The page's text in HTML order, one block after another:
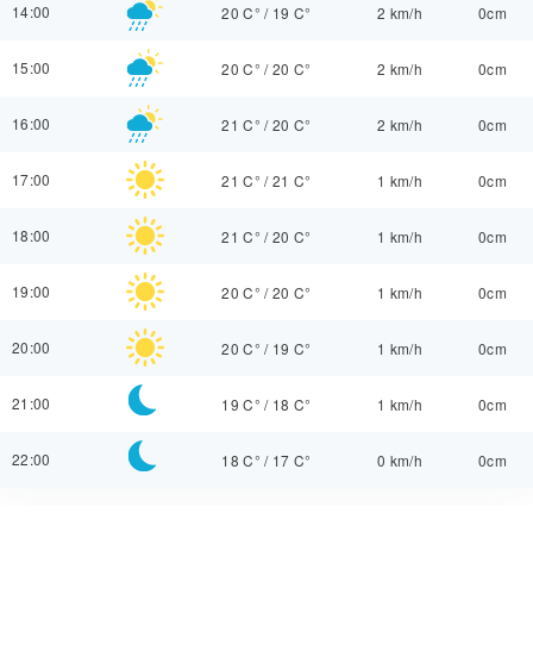
14:00 20 C° / 19 C° 2 km/h 0cm
15:00 20 C° /20 C° 2 km/h 0cm
16:00 21 C° /20 C° 2 km/h 0cm
17:00 21 C° /21 C° 1 km/h 0cm
18:00 21 C° /20 C° 1 km/h 0cm
19:00 20 C° /20 C° 1 km/h 0cm
20:00 20 C° / 19 C° 1 km/h 0cm
21:00 19 C° / 18 C° 1 km/h 0cm
22:00 18 C° / 17 C° 0 km/h 0cm